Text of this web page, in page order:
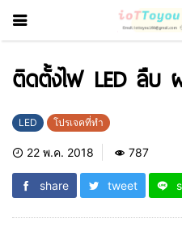
ติดตั้งไฟ LED ลืบ
LED โปรเจคที่ทำ
22 พ.ค. 2018 787
share tweet